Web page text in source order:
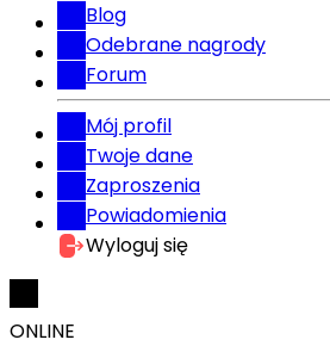
Blog
Odebrane nagrody
Forum
Mój profil
Twoje dane
Zaproszenia
Powiadomienia
Wyloguj się
ONLINE